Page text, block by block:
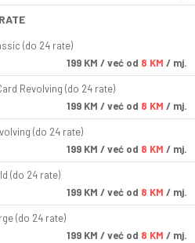
(do 24 rate)
199 KM / već od 8 KM / mj.
Revolving (do 24 rate)
199 KM / već od 8 KM / mj.
(do 24 rate)
199 KM / već od 8 KM / mj.
(do 24 rate)
199 KM / već od 8 KM / mj.
(do 24 rate)
199 KM / već od 8 KM / mj.